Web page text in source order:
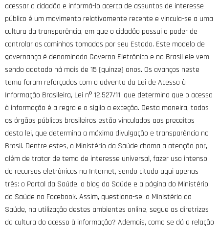
acessar o cidadão e informá-lo acerca de assuntos de interesse
público é um movimento relativamente recente e vincula-se a uma
cultura da transparência, em que o cidadão possui o poder de
controlar os caminhos tomados por seu Estado. Este modelo de
governança é denominado Governo Eletrônico e no Brasil ele vem
sendo adotado há mais de 15 (quinze) anos. Os avanços neste
tema foram reforçados com o advento da Lei de Acesso à
Informação Brasileira, Lei nº 12.527/11, que determina que o acesso
à informação é a regra e o sigilo a exceção. Desta maneira, todos
os órgãos públicos brasileiros estão vinculados aos preceitos
desta lei, que determina a máxima divulgação e transparência no
Brasil. Dentre estes, o Ministério da Saúde chama a atenção por,
além de tratar de tema de interesse universal, fazer uso intenso
de recursos eletrônicos na Internet, sendo citado aqui apenas
três: o Portal da Saúde, o blog da Saúde e a página do Ministério
da Saúde no Facebook. Assim, questiona-se: o Ministério da
Saúde, na utilização destes ambientes online, segue as diretrizes
da cultura do acesso à informação? Ademais, como se dá a relação